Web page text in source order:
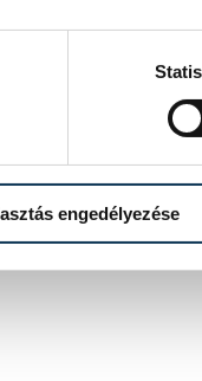
engedélyezése